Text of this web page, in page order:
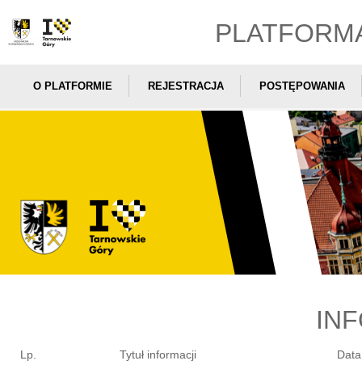
O PLATFORMIE REJESTRACJA POSTĘPOWANIA
Lp. Tytuł informacji